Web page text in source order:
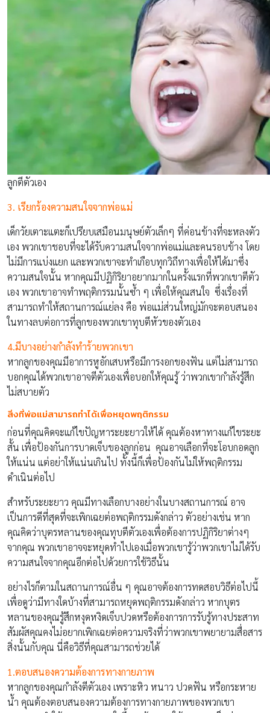
ลูกตีตัวเอง
3. เรียกร้องความสนใจจากพ่อแม่
เด็กวัยเตาะแตะก็เปรียบเสมือนมนุษย์ตัวเล็กๆ ที่ค่อนข้างที่จะหลงตัว
เอง พวกเขาชอบที่จะได้รับความสนใจจากพ่อแม่และคนรอบข้าง โดย
ไม่มีการแบ่งแยก และพวกเขาจะทำเกือบทุกวิถีทางเพื่อให้ได้มาซึ่ง
ความสนใจนั้น หากคุณมีปฏิกิริยาอยากมากในครั้งแรกที่พวกเขาตีตัว
เอง พวกเขาอาจทำพฤติกรรมนั้นซ้ำ ๆ เพื่อให้คุณสนใจ ซึ่งเรื่องที่
สามารถทำให้สถานการณ์แย่ลง คือ พ่อแม่ส่วนใหญ่มักจะตอบสนอง
ในทางลบต่อการที่ลูกของพวกเขาทุบตีหัวของตัวเอง
4.มีบางอย่างกำลังทำร้ายพวกเขา
หากลูกของคุณมีอาการหูอักเสบหรือมีการงอกของฟัน แต่ไม่สามารถ
บอกคุณได้พวกเขาอาจตีตัวเองเพื่อบอกให้คุณรู้ ว่าพวกเขากำลังรู้สึก
ไม่สบายตัว
สิ่งที่พ่อแม่สามารถทำได้เพื่อหยุดพฤติกรรม
ก่อนที่คุณคิดจะแก้ไขปัญหาระยะยาวให้ได้ คุณต้องหาทางแก้ไขระยะ
สั้น เพื่อป้องกันการบาดเจ็บของลูกก่อน คุณอาจเลือกที่จะโอบกอดลูก
ให้แน่น แต่อย่าให้แน่นเกินไป ทั้งนี้ก็เพื่อป้องกันไม่ให้พฤติกรรม
ดำเนินต่อไป
สำหรับระยะยาว คุณมีทางเลือกบางอย่างในบางสถานการณ์ อาจ
เป็นการดีที่สุดที่จะเพิกเฉยต่อพฤติกรรมดังกล่าว ตัวอย่างเช่น หาก
คุณคิดว่าบุตรหลานของคุณทุบตีตัวเองเพื่อต้องการปฏิกิริยาต่างๆ
จากคุณ พวกเขาอาจจะหยุดทำไปเองเมื่อพวกเขารู้ว่าพวกเขาไม่ได้รับ
ความสนใจจากคุณอีกต่อไปด้วยการใช้วิธีนั้น
อย่างไรก็ตามในสถานการณ์อื่น ๆ คุณอาจต้องการทดสอบวิธีต่อไปนี้
เพื่อดูว่ามีทางใดบ้างที่สามารถหยุดพฤติกรรมดังกล่าว หากบุตร
หลานของคุณรู้สึกหงุดหงิดเจ็บปวดหรือต้องการการรับรู้ทางประสาท
สัมผัสคุณคงไม่อยากเพิกเฉยต่อความจริงที่ว่าพวกเขาพยายามสื่อสาร
สิ่งนั้นกับคุณ นี่คือวิธีที่คุณสามารถช่วยได้
1.ตอบสนองความต้องการทางกายภาพ
หากลูกของคุณกำลังตีตัวเอง เพราะหิว หนาว ปวดฟัน หรือกระหาย
น้ำ คุณต้องตอบสนองความต้องการทางกายภาพของพวกเขา